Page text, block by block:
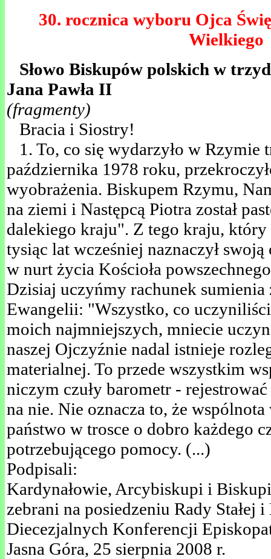
30. rocznica wyboru Ojca
Wielkiego
Słowo Biskupów polskich w
Jana Pawła II
(fragmenty)
Bracia i Siostry!
1. To, co się wydarzyło w Rzymie
października 1978 roku,
wyobrażenia. Biskupem Rzymu,
na ziemi i Następcą Piotra został
dalekiego kraju". Z tego kraju, który
tysiąc lat wcześniej naznaczył
w nurt życia Kościoła
Dzisiaj uczyńmy rachunek
Ewangelii: "Wszystko, co
moich najmniejszych, mniecie
naszej Ojczyźnie nadal istnieje
materialnej. To przede wszystkim
niczym czuły barometr -
na nie. Nie oznacza to, że
państwo w trosce o dobro każdego
potrzebującego pomocy. (...)
Podpisali:
Kardynałowie, Arcybiskupi i Biskupi
zebrani na posiedzeniu Rady Stałej
Diecezjalnych Konferencji
Jasna Góra, 25 sierpnia 2008 r.